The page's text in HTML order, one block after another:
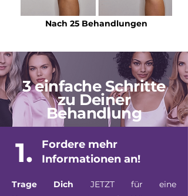
Nach 25 Behandlungen
3 einfache Schritte
zu Deiner
Behandlung
1.
Fordere mehr
Informationen an!
Trage Dich JETZT für eine